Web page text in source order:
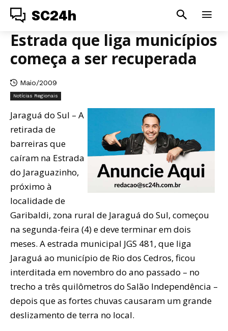
SC24h
Estrada que liga municípios
começa a ser recuperada
Maio/2009
Notícias Regionais
Jaraguá do Sul – A
retirada de
barreiras que
caíram na Estrada
do Jaraguazinho,
próximo à
localidade de
Garibaldi, zona rural de Jaraguá do Sul, começou
na segunda-feira (4) e deve terminar em dois
meses. A estrada municipal JGS 481, que liga
Jaraguá ao município de Rio dos Cedros, ficou
interditada em novembro do ano passado – no
trecho a três quilômetros do Salão Independência –
depois que as fortes chuvas causaram um grande
deslizamento de terra no local.